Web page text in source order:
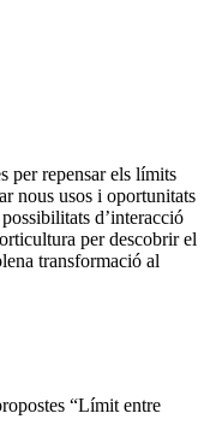
per repensar els límits
nous usos i oportunitats
d’interacció
per descobrir el
transformació al
“Límit entre